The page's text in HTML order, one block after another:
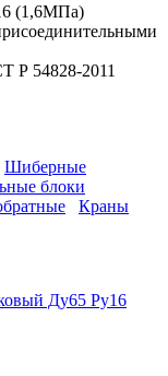
(1,6МПа)
Р 54828-2011
Шиберные
блоки
Краны
Ду65 Ру16